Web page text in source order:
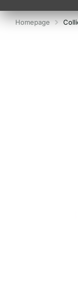
Homepage